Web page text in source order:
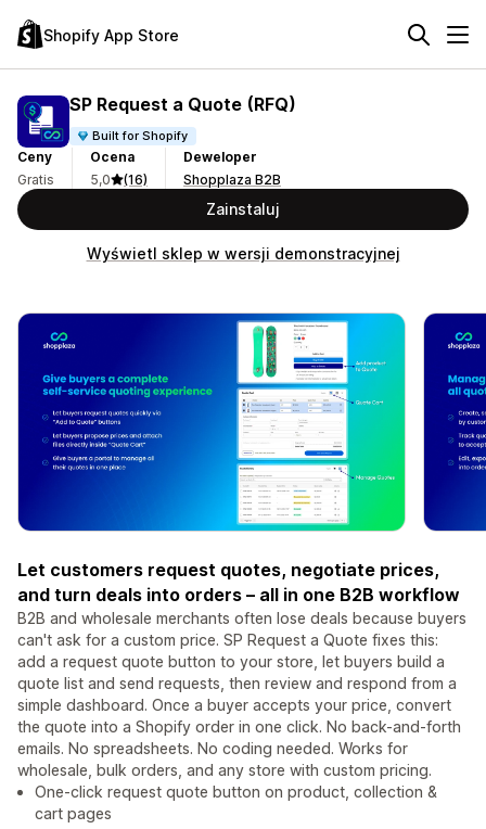
Shopify App Store
SP Request a Quote (RFQ)
Built for Shopify
Ceny
Gratis
Ocena
5,0
(16)
Deweloper
Shopplaza B2B
Zainstaluj
Wyświetl sklep w wersji demonstracyjnej
Let customers request quotes, negotiate prices,
and turn deals into orders – all in one B2B workflow
B2B and wholesale merchants often lose deals because buyers
can't ask for a custom price. SP Request a Quote fixes this:
add a request quote button to your store, let buyers build a
quote list and send requests, then review and respond from a
simple dashboard. Once a buyer accepts your price, convert
the quote into a Shopify order in one click. No back-and-forth
emails. No spreadsheets. No coding needed. Works for
wholesale, bulk orders, and any store with custom pricing.
One-click request quote button on product, collection &
cart pages